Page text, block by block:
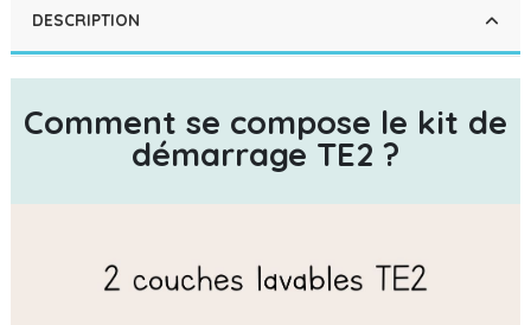
DESCRIPTION
Comment se compose le kit de
démarrage TE2 ?